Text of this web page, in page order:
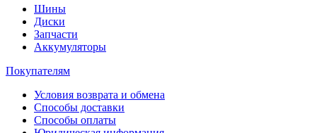
Шины
Диски
Запчасти
Аккумуляторы
Покупателям
Условия возврата и обмена
Способы доставки
Способы оплаты